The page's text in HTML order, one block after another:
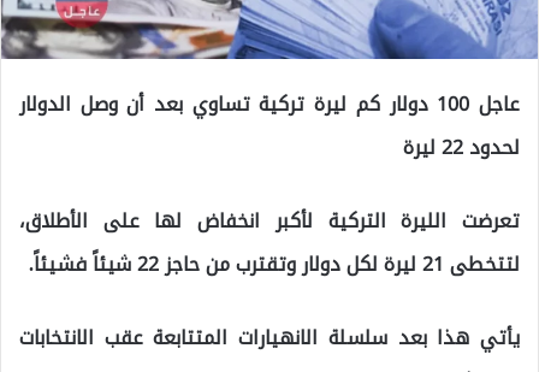
عاجل 100 دولار كم ليرة تركية تساوي بعد أن وصل الدولار
لحدود 22 ليرة
تعرضت الليرة التركية لأكبر انخفاض لها على الأطلاق،
لتتخطى 21 ليرة لكل دولار وتقترب من حاجز 22 شيئاً فشيئاً.
يأتي هذا بعد سلسلة الانهيارات المتتابعة عقب الانتخابات